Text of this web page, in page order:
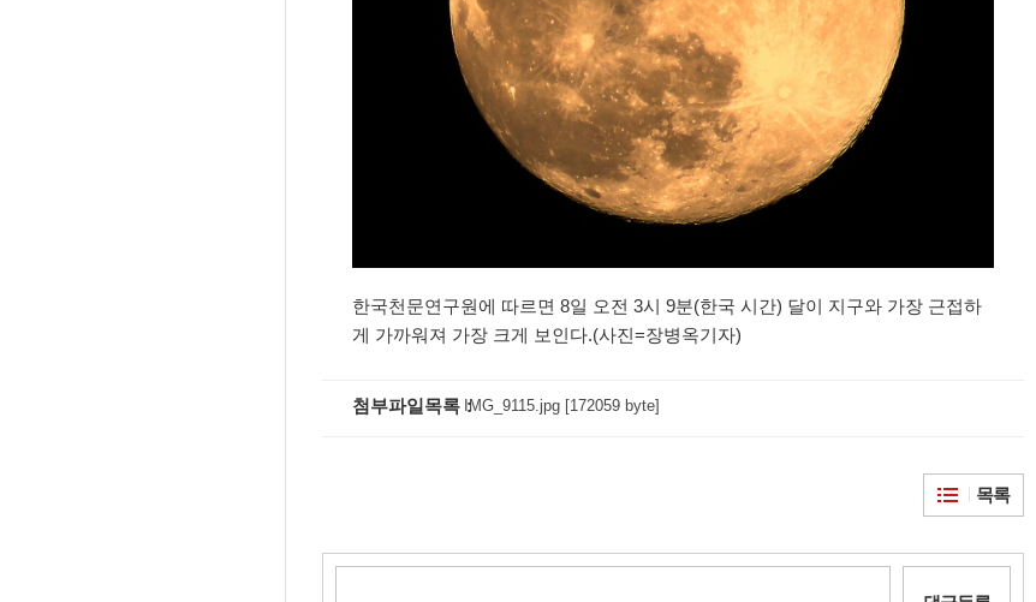
한국천문연구원에 따르면 8일 오전 3시 9분(한국 시간) 달이 지구와 가장 근접하
게 가까워져 가장 크게 보인다.(사진=장병옥기자)
첨부파일목록 IMG_9115.jpg [172059 byte]
목록
2020년6월21일, 부분 '일식'이 시작
벚꽃 흩날리는 안산시...'올해는 사진
2020년 가장 큰 "보름달"이 떴다.
안산문화광장 성탄트리 점등행사
시화나래휴게소 조력문화관달전망
대와 해솔길
안산 초지동 화정천 단풍나무